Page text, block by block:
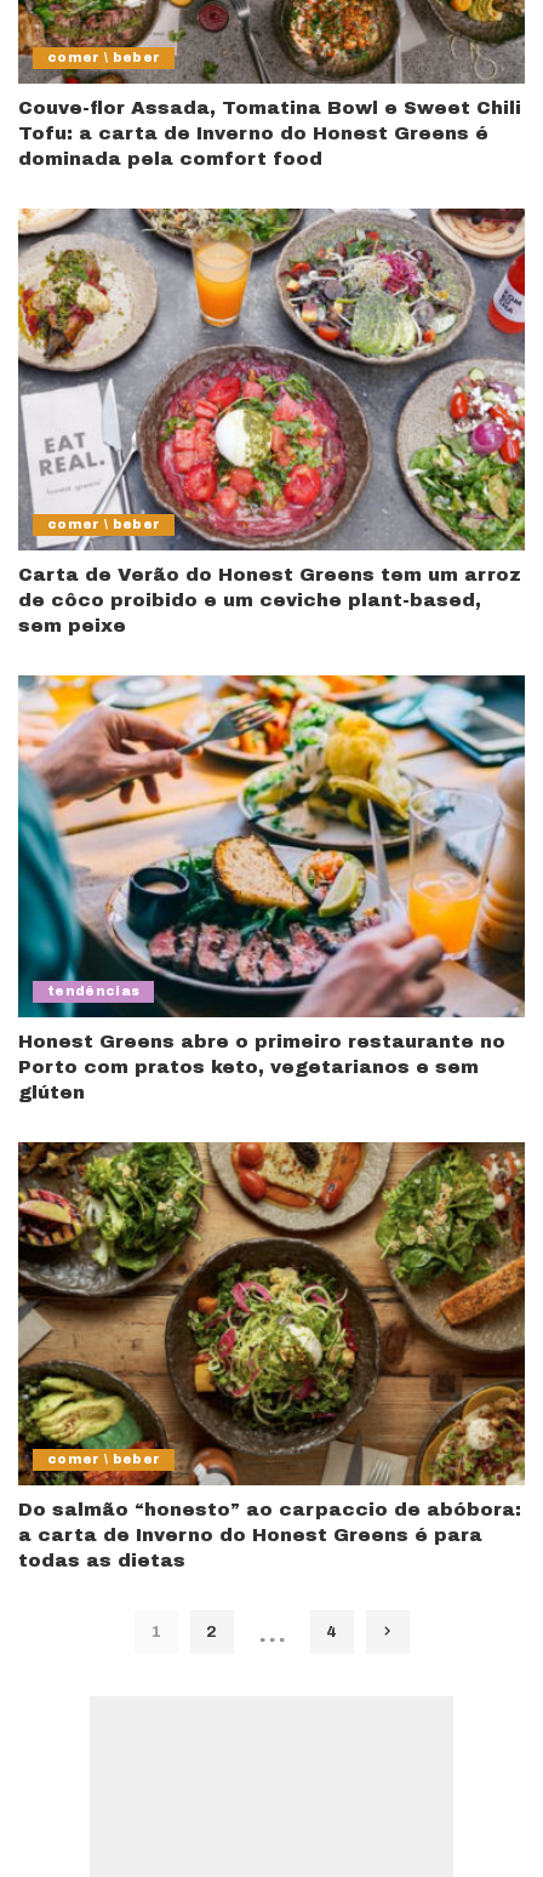
comer \ beber
Couve-flor Assada, Tomatina Bowl e Sweet Chili
Tofu: a carta de Inverno do Honest Greens é
dominada pela comfort food
comer \ beber
Carta de Verão do Honest Greens tem um arroz
de côco proibido e um ceviche plant-based,
sem peixe
tendências
Honest Greens abre o primeiro restaurante no
Porto com pratos keto, vegetarianos e sem
glúten
comer \ beber
Do salmão “honesto” ao carpaccio de abóbora:
a carta de Inverno do Honest Greens é para
todas as dietas
1 2 … 4